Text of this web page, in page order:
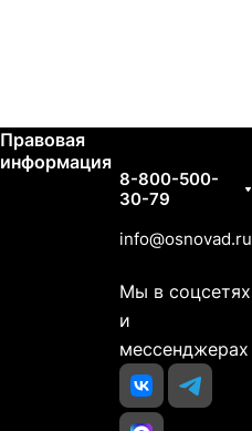
Правовая
информация
8-800-500-
30-79
info@osnovad.ru
Мы в соцсетях
и
мессенджерах